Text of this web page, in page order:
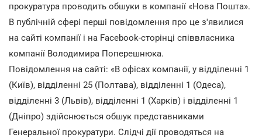
прокуратура проводить обшуки в компанії «Нова Пошта».
В публічній сфері перші повідомлення про це з'явилися
на сайті компанії і на Facebook-сторінці співвласника
компанії Володимира Поперешнюка.
Повідомлення на сайті: «В офісах компанії, у відділенні 1
(Київ), відділенні 25 (Полтава), відділенні 1 (Одеса),
відділенні 3 (Львів), відділенні 1 (Харків) і відділенні 1
(Дніпро) здійснюється обшук представниками
Генеральної прокуратури. Слідчі дії проводяться на